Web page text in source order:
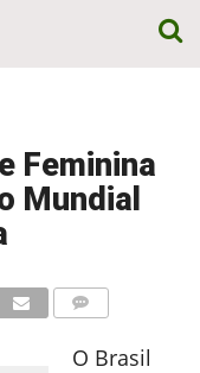
Feminina
Mundial
O Brasil